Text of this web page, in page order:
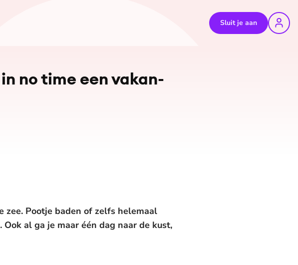
Sluit je aan
no time een va­kan­
Pootje baden of zelfs helemaal
al ga je maar één dag naar de kust,